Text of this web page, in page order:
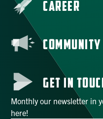
CAREER
COMMUNITY
GET IN
Monthly our newsletter in
here!